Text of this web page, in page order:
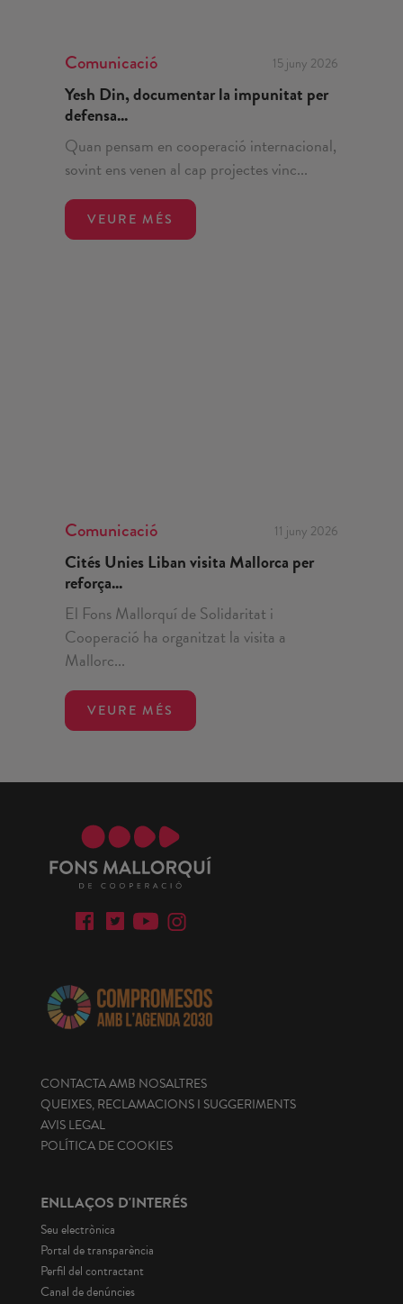
Comunicació 15 juny 2026
Yesh Din, documentar la impunitat per
defensa...
Quan pensam en cooperació internacional,
sovint ens venen al cap projectes vinc...
VEURE MÉS
Comunicació 11 juny 2026
Cités Unies Liban visita Mallorca per
reforça...
El Fons Mallorquí de Solidaritat i
Cooperació ha organitzat la visita a
Mallorc...
VEURE MÉS
CONTACTA AMB NOSALTRES
QUEIXES, RECLAMACIONS I SUGGERIMENTS
AVIS LEGAL
POLÍTICA DE COOKIES
ENLLAÇOS D'INTERÉS
Seu electrònica
Portal de transparència
Perfil del contractant
Canal de denúncies